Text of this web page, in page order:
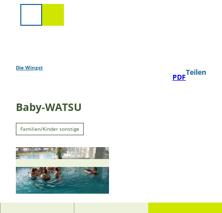
Die Wingst
PDF
Teilen
Baby-WATSU
Familien/Kinder sonstige